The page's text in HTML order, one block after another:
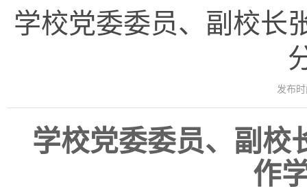
学校党委委员、副校长
发布时
学校党委委员、副校
作